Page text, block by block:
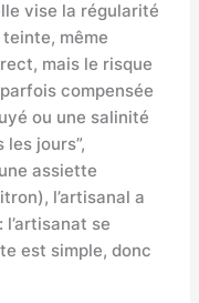
vise la régularité
même
mais le risque
compensée
ou une salinité
jours”,
assiette
l’artisanal a
se
est simple, donc